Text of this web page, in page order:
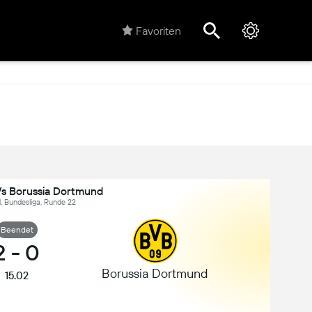
Favoriten
Borussia Dortmund
Bundesliga, Runde 22
Beendet
- 0
15.02 Borussia Dortmund